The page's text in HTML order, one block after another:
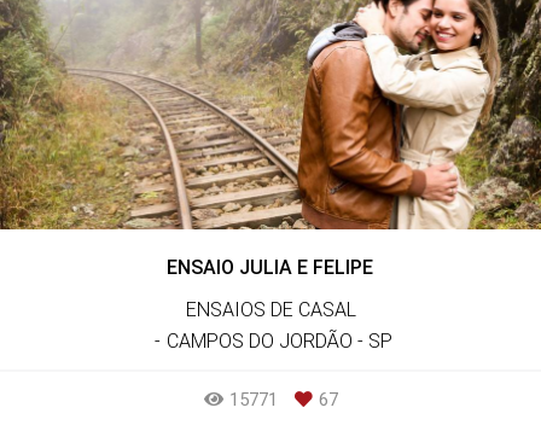
ENSAIO JULIA E FELIPE
ENSAIOS DE CASAL
CAMPOS DO JORDÃO - SP
15771 67